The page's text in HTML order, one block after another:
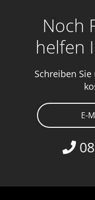
Noch
helfen
Schreiben
E-